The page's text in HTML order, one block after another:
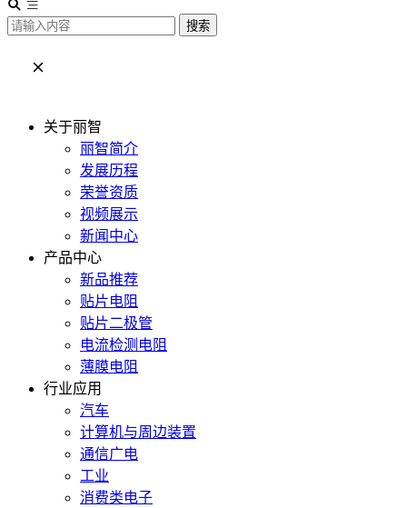
搜索
关于丽智
丽智简介
发展历程
荣誉资质
视频展示
新闻中心
产品中心
新品推荐
贴片电阻
贴片二极管
电流检测电阻
薄膜电阻
行业应用
汽车
计算机与周边装置
通信广电
工业
消费类电子